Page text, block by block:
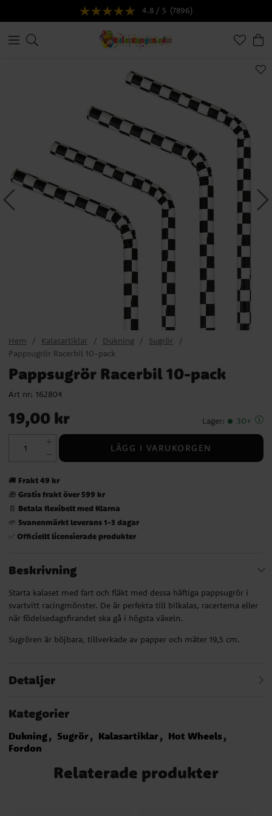
4.8 / 5 (7896)
Hem Kalasartiklar Dukning
Sugrör
Pappsugrör Racerbil 10-pack
Pappsugrör Racerbil 10-pack
Art nr: 162804
Pris: 19,00 kr
19,00 kr Lager: 30+
LÄGG I VARUKORGEN
🚚 Frakt 49 kr
🎁 Gratis frakt över 599 kr
📄 Betala flexibelt med Klarna
🌱 Svanenmärkt leverans 1-3 dagar
✅ Officiellt licensierade produkter
Beskrivning
Starta kalaset med fart och fläkt med dessa häftiga pappsugrör i
svartvitt racingmönster. De är perfekta till bilkalas, racertema eller
när födelsedagsfirandet ska gå i högsta växeln.
Sugrören är böjbara, tillverkade av papper och mäter 19,5 cm.
Detaljer
Kategorier
Dukning Sugrör Kalasartiklar
Hot Wheels
Fordon
Relaterade produkter